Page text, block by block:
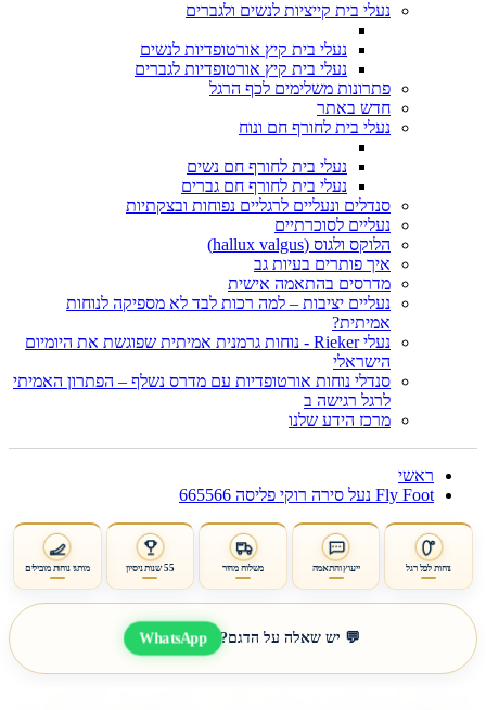
נעלי בית קייציות לנשים ולגברים
נעלי בית קיץ אורטופדיות לנשים
נעלי בית קיץ אורטופדיות לגברים
פתרונות משלימים לכף הרגל
חדש באתר
נעלי בית לחורף חם ונוח
נעלי בית לחורף חם נשים
נעלי בית לחורף חם גברים
סנדלים ונעליים לרגליים נפוחות ובצקתיות
נעליים לסוכרתיים
הלוקס ולגוס (hallux valgus)
איך פותרים בעיות גב
מדרסים בהתאמה אישית
נעליים יציבות – למה רכות לבד לא מספיקה לנוחות
אמיתית?
נעלי Rieker - נוחות גרמנית אמיתית שפוגשת את היומיום
הישראלי
סנדלי נוחות אורטופדיות עם מדרס נשלף – הפתרון האמיתי
לרגל רגישה ב
מרכז הידע שלנו
ראשי
Fly Foot נעל סירה רוקי פליסה 665566
נוחות לכל רגל ייעוץ והתאמה משלוח מהיר 55 שנות ניסיון מותגי נוחות מובילים
💬 יש שאלה על הדגם? WhatsApp